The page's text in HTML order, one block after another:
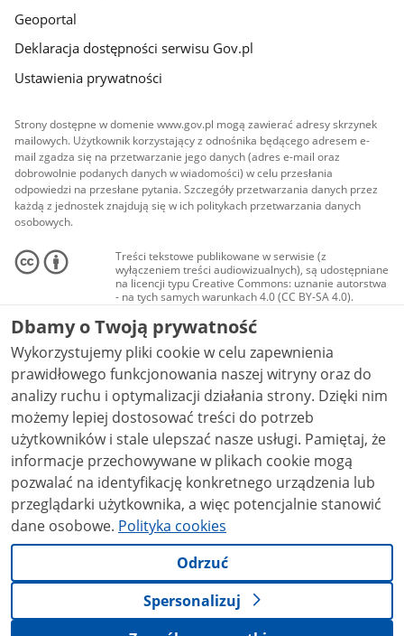
Geoportal
Deklaracja dostępności serwisu Gov.pl
Ustawienia prywatności
Strony dostępne w domenie www.gov.pl mogą zawierać adresy skrzynek
mailowych. Użytkownik korzystający z odnośnika będącego adresem e-
mail zgadza się na przetwarzanie jego danych (adres e-mail oraz
dobrowolnie podanych danych w wiadomości) w celu przesłania
odpowiedzi na przesłane pytania. Szczegóły przetwarzania danych przez
każdą z jednostek znajdują się w ich politykach przetwarzania danych
osobowych.
Treści tekstowe publikowane w serwisie (z
wyłączeniem treści audiowizualnych), są udostępniane
na licencji typu Creative Commons: uznanie autorstwa
- na tych samych warunkach 4.0 (CC BY-SA 4.0).
Materiały audiowizualne, w tym zdjęcia, materiały
audio i wideo, są udostępniane na licencji typu
Creative Commons: uznanie autorstwa użycie
niekomercyjne - bez utworów zależnych 4.0 (CC BY-
NC-ND 4.0), o ile nie jest to stwierdzone inaczej.
Dbamy o Twoją prywatność
Wykorzystujemy pliki cookie w celu zapewnienia
prawidłowego funkcjonowania naszej witryny oraz do
analizy ruchu i optymalizacji działania strony. Dzięki nim
możemy lepiej dostosować treści do potrzeb
użytkowników i stale ulepszać nasze usługi. Pamiętaj, że
informacje przechowywane w plikach cookie mogą
pozwalać na identyfikację konkretnego urządzenia lub
przeglądarki użytkownika, a więc potencjalnie stanowić
dane osobowe. Polityka cookies
Odrzuć
Spersonalizuj